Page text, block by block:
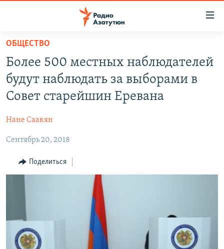
Перейти
основному
содержанию
Перейти
основной
Перейти
поиску
НОВОСТИ
ПОЛИТИКА
ЭКОНОМИКА
РЕГИОН
НАГОРНЫЙ КАРАБАХ
СПОРТ
АРХИВ
Հայերեն
ОБЩЕСТВО
Более 500 местных наблюдателей
будут наблюдать за выборами в
Совет старейшин Еревана
Нане Саакян
Сентябрь 20, 2018
Поделиться